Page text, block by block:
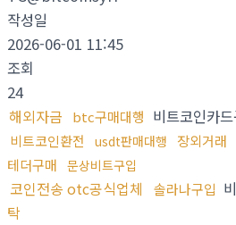
작성일
2026-06-01 11:45
조회
24
해외자금
btc구매대행 비트코인카
비트코인환전 usdt판매대행 장외거래
테더구매 문상비트구입
코인전송 otc공식업체 솔라나구입
탁